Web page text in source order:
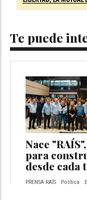
Te puede
Nace
para
desde
PRENSA RAÍS Política